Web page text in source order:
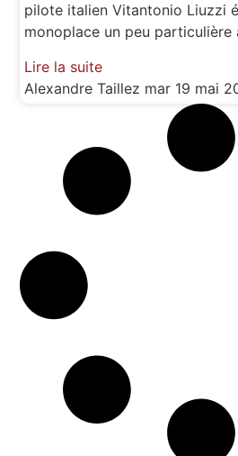
pilote italien Vitantonio Liuzzi
monoplace un peu particulière
Lire la suite
Alexandre Taillez mar 19 mai